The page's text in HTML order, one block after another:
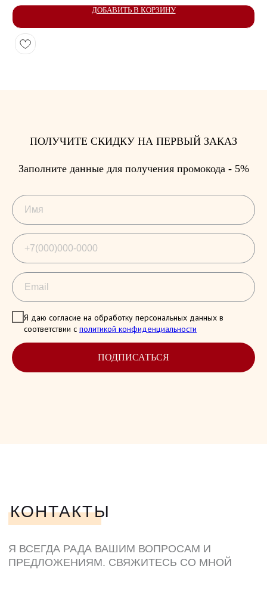
ДОБАВИТЬ В КОРЗИНУ
ПОЛУЧИТЕ СКИДКУ НА ПЕРВЫЙ ЗАКАЗ
Заполните данные для получения промокода - 5%
Я даю согласие на обработку персональных данных в
соответствии с политикой конфиденциальности
ПОДПИСАТЬСЯ